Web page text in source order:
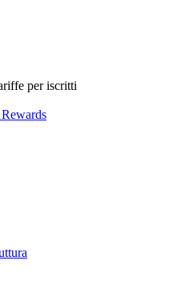
per iscritti